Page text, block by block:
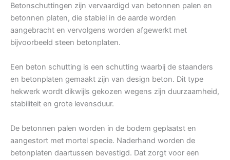
Betonschuttingen zijn vervaardigd van betonnen palen en
betonnen platen, die stabiel in de aarde worden
aangebracht en vervolgens worden afgewerkt met
bijvoorbeeld steen betonplaten.
Een beton schutting is een schutting waarbij de staanders
en betonplaten gemaakt zijn van design beton. Dit type
hekwerk wordt dikwijls gekozen wegens zijn duurzaamheid,
stabiliteit en grote levensduur.
De betonnen palen worden in de bodem geplaatst en
aangestort met mortel specie. Naderhand worden de
betonplaten daartussen bevestigd. Dat zorgt voor een